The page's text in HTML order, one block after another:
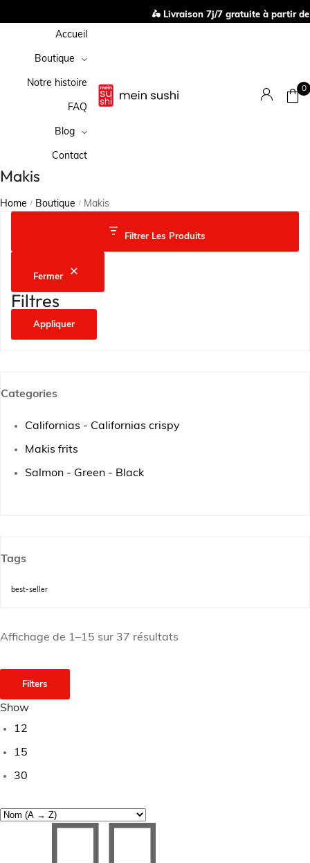
🛵 Livraison 7j/7 gratuite à partir de
Accueil
Boutique
Notre histoire
FAQ
Blog
Contact
0
Makis
Home / Boutique / Makis
Filtrer Les Produits
Fermer
Filtres
Appliquer
Categories
Californias - Californias crispy
Makis frits
Salmon - Green - Black
Tags
best-seller
Affichage de 1–15 sur 37 résultats
Filters
Show
12
15
30